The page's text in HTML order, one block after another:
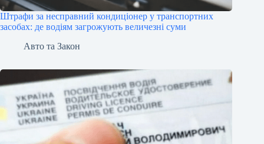
Штрафи за несправний кондиціонер у транспортних
засобах: де водіям загрожують величезні суми
Авто та Закон